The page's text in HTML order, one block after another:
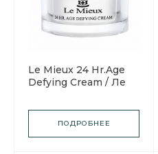
Le Mieux 24 Hr.Age
Defying Cream / Ле
24 часа вызов
возрастуПОДРОБНЕЕ